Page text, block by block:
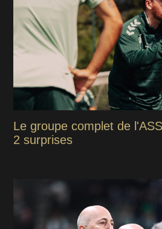
Le groupe complet de
2 surprises